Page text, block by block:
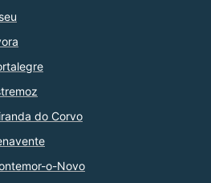
do Corvo
o-Novo